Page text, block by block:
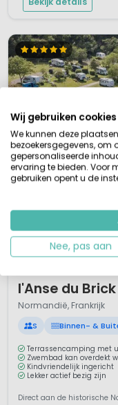
1 / 12
l'Anse du Brick
Normandië, Frankrijk
S Binnen- &
Terrassencamping met
Zwembad kan overdekt
Kindvriendelijk ingericht
Lekker actief bezig zijn
Direct aan de historische
Wij gebruiken cookies
We kunnen deze
bezoekersgegevens, om
gepersonaliseerde
ervaring te bieden. Voor
gebruiken opent u de
Nee, pas aan